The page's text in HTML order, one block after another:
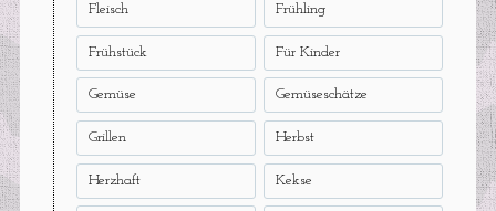
Fleisch Frühling
Frühstück Für Kinder
Gemüse Gemüseschätze
Grillen Herbst
Herzhaft Kekse